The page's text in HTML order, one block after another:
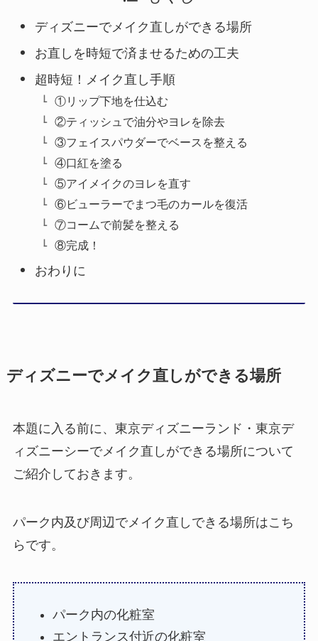
ディズニーでメイク直しができる場所
お直しを時短で済ませるための工夫
超時短！メイク直し手順
①リップ下地を仕込む
②ティッシュで油分やヨレを除去
③フェイスパウダーでベースを整える
④口紅を塗る
⑤アイメイクのヨレを直す
⑥ビューラーでまつ毛のカールを復活
⑦コームで前髪を整える
⑧完成！
おわりに
ディズニーでメイク直しができる場所
本題に入る前に、東京ディズニーランド・東京デ
ィズニーシーでメイク直しができる場所について
ご紹介しておきます。
パーク内及び周辺でメイク直しできる場所はこち
らです。
パーク内の化粧室
エントランス付近の化粧室